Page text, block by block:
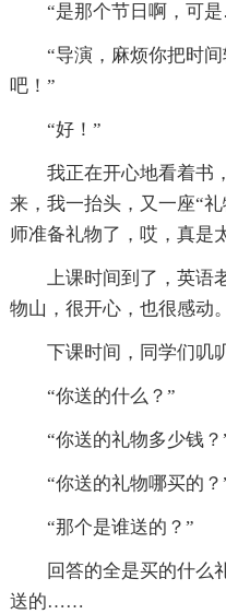
“是那个节日啊，可是
“导演，麻烦你把时间
吧！”
“好！”
我正在开心地看着书，
来，我一抬头，又一座“
师准备礼物了，哎，真是
上课时间到了，英语老
物山，很开心，也很感动
下课时间，同学们叽叽
“你送的什么？”
“你送的礼物多少钱？
“你送的礼物哪买的？
“那个是谁送的？”
回答的全是买的什么礼
送的……